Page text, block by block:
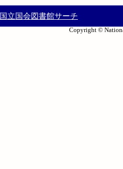
国立国会図書館サーチ
Copyright ©